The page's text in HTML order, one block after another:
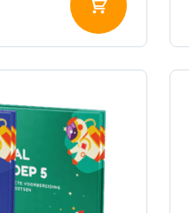
Toevoegen
aan
winkelwagen